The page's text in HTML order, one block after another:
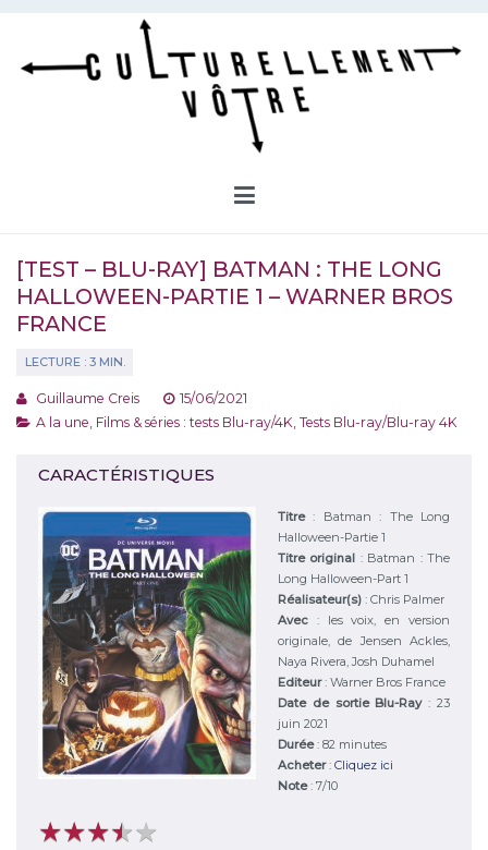
Aller
contenu
[TEST – BLU-RAY] BATMAN : THE LONG
HALLOWEEN-PARTIE 1 – WARNER BROS
FRANCE
Guillaume Creis
15/06/2021
A la une Films & séries : tests Blu-ray/4K Tests Blu-ray/Blu-ray 4K
CARACTÉRISTIQUES
Titre: Batman : The Long
Halloween-Partie 1
Titre original : Batman : The
Long Halloween-Part 1
Réalisateur(s) : Chris Palmer
Avec : les voix, en version
originale, de Jensen Ackles,
Naya Rivera, Josh Duhamel
Editeur: Warner Bros France
Date de sortie Blu-Ray: 23
juin 2021
Durée: 82 minutes
Acheter: Cliquez ici
Note: 7/10
★★★★★
★★★★★